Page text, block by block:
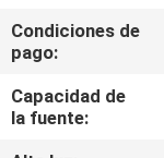
CITA
Condiciones de
pago:
Capacidad de
la fuente: